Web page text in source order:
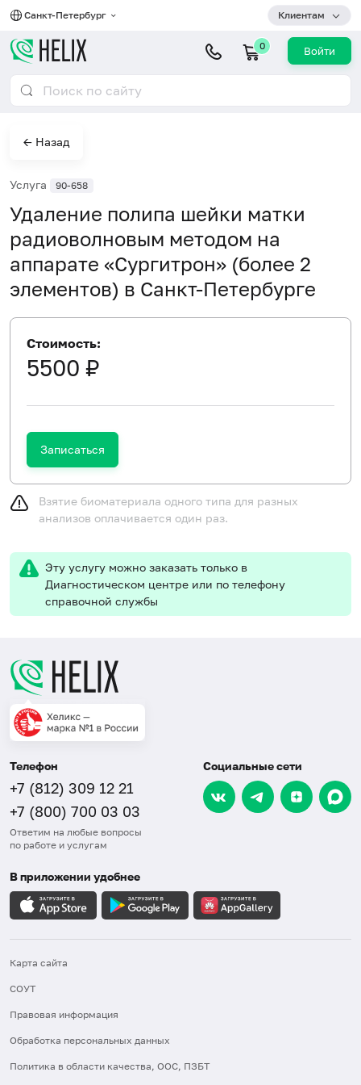
Санкт-Петербург Клиентам
0 Войти
← Назад
Услуга 90-658
Удаление полипа шейки матки
радиоволновым методом на
аппарате «Сургитрон» (более 2
элементов) в Санкт-Петербурге
Стоимость:
5500 ₽
Записаться
Взятие биоматериала одного типа для разных
анализов оплачивается один раз.
Эту услугу можно заказать только в
Диагностическом центре или по телефону
справочной службы
Телефон
+7 (812) 309 12 21
+7 (800) 700 03 03
Ответим на любые вопросы
по работе и услугам
Социальные сети
В приложении удобнее
Карта сайта
СОУТ
Правовая информация
Обработка персональных данных
Политика в области качества, ООС, ПЗБТ